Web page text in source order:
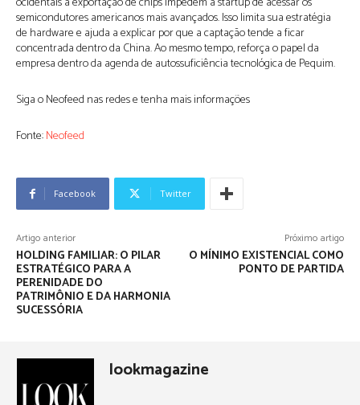
semicondutores americanos mais avançados. Isso limita sua estratégia
de hardware e ajuda a explicar por que a captação tende a ficar
concentrada dentro da China. Ao mesmo tempo, reforça o papel da
empresa dentro da agenda de autossuficiência tecnológica de Pequim.
Siga o Neofeed nas redes e tenha mais informações
Fonte:Neofeed
Facebook Twitter
Artigo anterior
HOLDING FAMILIAR: O PILAR
ESTRATÉGICO PARA A
PERENIDADE DO
PATRIMÔNIO E DA HARMONIA
SUCESSÓRIA
Próximo artigo
O MÍNIMO EXISTENCIAL COMO
PONTO DE PARTIDA
lookmagazine